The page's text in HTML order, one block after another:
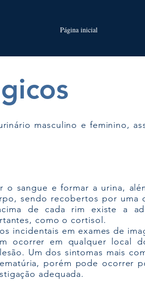
Página inicial
masculino e feminino,
o sangue e formar a urina,
sendo recobertos por uma
de cada rim existe a
como o cortisol.
incidentais em exames de
ocorrer em qualquer local
Um dos sintomas mais
porém pode ocorrer
adequada.